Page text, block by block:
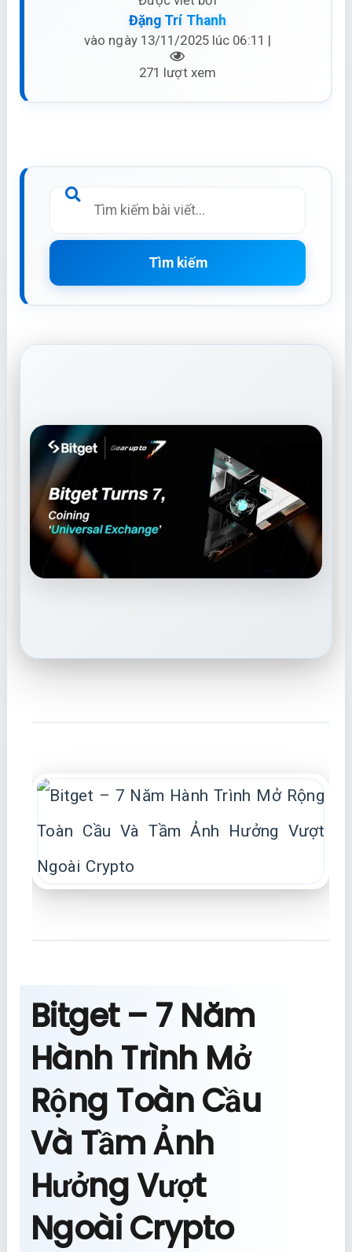
Đặng Trí Thanh
vào ngày 13/11/2025 lúc 06:11 |
271 lượt xem
Tìm kiếm
Bitget – 7 Năm
Hành Trình Mở
Rộng Toàn Cầu
Và Tầm Ảnh
Hưởng Vượt
Ngoài Crypto